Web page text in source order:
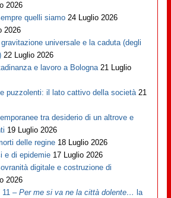
2026
quelli siamo 24 Luglio 2026
2026
gravitazione universale e la caduta (degli
22 Luglio 2026
e lavoro a Bologna 21 Luglio
puzzolenti: il lato cattivo della società 21
tra desiderio di un altrove e
19 Luglio 2026
delle regine 18 Luglio 2026
e di epidemie 17 Luglio 2026
digitale e costruzione di
2026
11 –Per me si va ne la città dolente… la